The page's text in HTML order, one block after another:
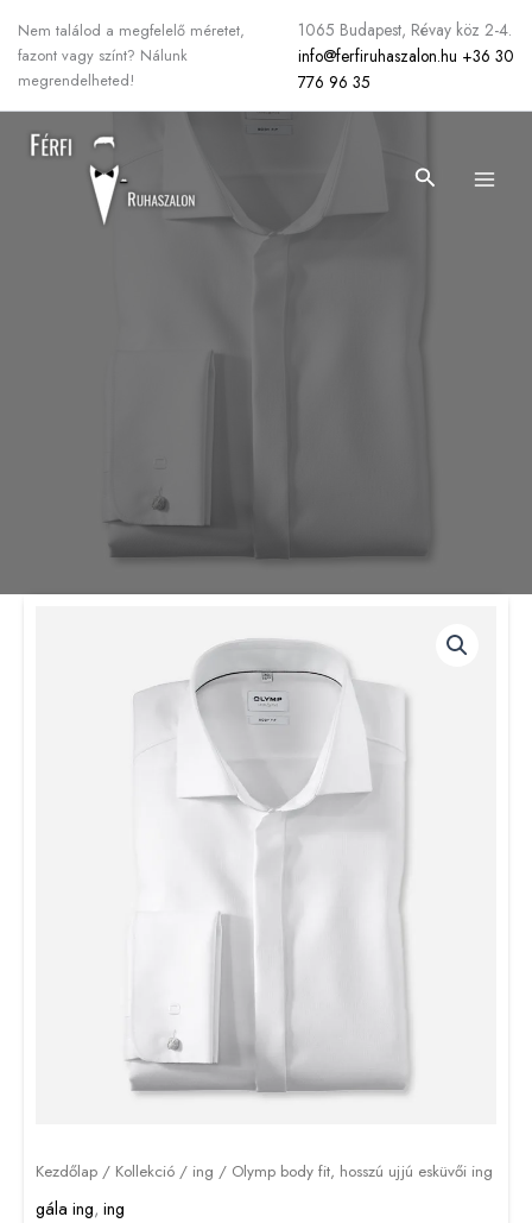
Nem találod a megfelelő méretet,
fazont vagy színt? Nálunk
megrendelheted!
1065 Budapest, Révay köz 2-4.
info@ferfiruhaszalon.hu +36 30
776 96 35
Search
Kezdőlap / Kollekció / ing / Olymp body fit, hosszú ujjú esküvői ing
gála ing, ing